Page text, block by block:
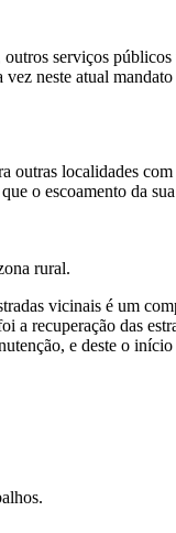
serviços
neste atual
outras localidades
o escoamento da
rural.
vicinais é um
recuperação das
e deste o